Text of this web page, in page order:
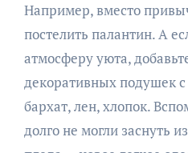
Например, вместо
постелить палантин. А
атмосферу уюта,
декоративных подушек
бархат, лен, хлопок.
долго не могли заснуть